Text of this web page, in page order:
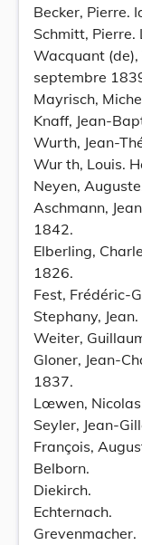
Becker, Pierre.
Schmitt,
Wacquant (de),
septembre
Mayrisch,
Knaff, Jean-
Wurth, Jean-
Wur th, Louis.
Neyen,
Aschmann,
1842.
Elberling,
1826.
Fest, Frédéric-
Stephany,
Weiter,
Gloner, Jean-
1837.
Lœwen,
Seyler, Jean-
François,
Belborn.
Diekirch.
Echternach.
Grevenmacher.